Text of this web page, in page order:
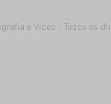
e Vídeo - Todos os